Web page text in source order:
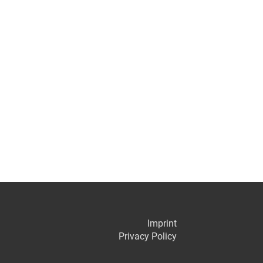
Imprint
Privacy Policy